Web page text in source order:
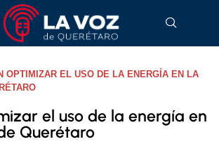
OPTIMIZAR EL USO DE LA ENERGÍA EN LA
el uso de la energía en
Querétaro